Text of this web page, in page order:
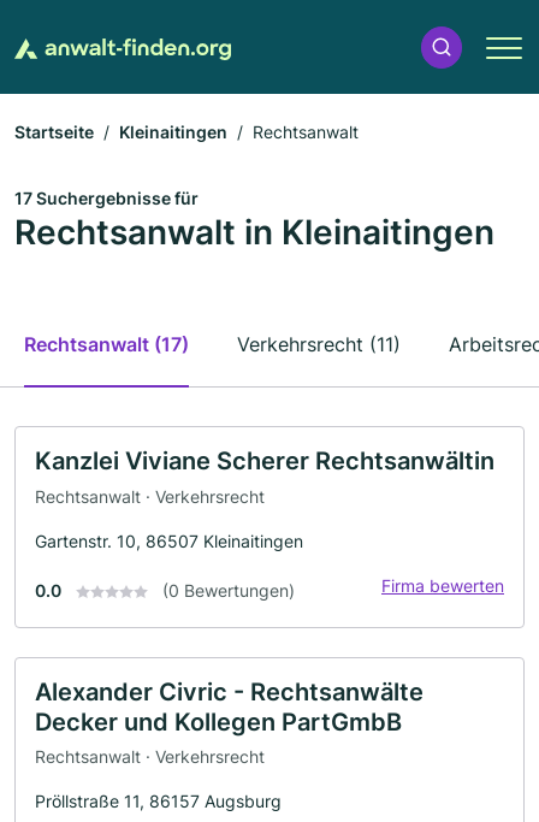
Startseite Kleinaitingen Rechtsanwalt
17 Suchergebnisse für
Rechtsanwalt in Kleinaitingen
Rechtsanwalt (17) Verkehrsrecht (11)
Kanzlei Viviane Scherer Rechtsanwältin
Rechtsanwalt · Verkehrsrecht
Gartenstr. 10, 86507 Kleinaitingen
0.0 (0 Bewertungen) Firma bewerten
Alexander Civric - Rechtsanwälte
Decker und Kollegen PartGmbB
Rechtsanwalt · Verkehrsrecht
Pröllstraße 11, 86157 Augsburg